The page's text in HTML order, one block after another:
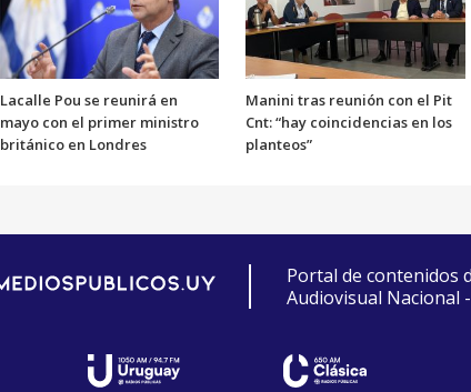
Lacalle Pou se reunirá en
mayo con el primer ministro
británico en Londres
Manini tras reunión con el Pit
Cnt: “hay coincidencias en los
planteos”
Portal de contenidos
Audiovisual Nacional